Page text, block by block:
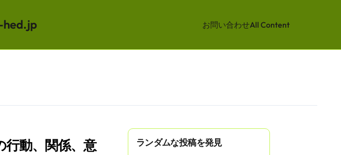
hed.jp お問い合わせAll Content
行動、関係、意
ランダムな投稿を発見